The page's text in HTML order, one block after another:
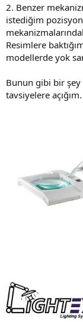
2. Benzer
istediğim
Resimlere
modellerde yok
Bunun gibi bir
tavsiyelere açığım.